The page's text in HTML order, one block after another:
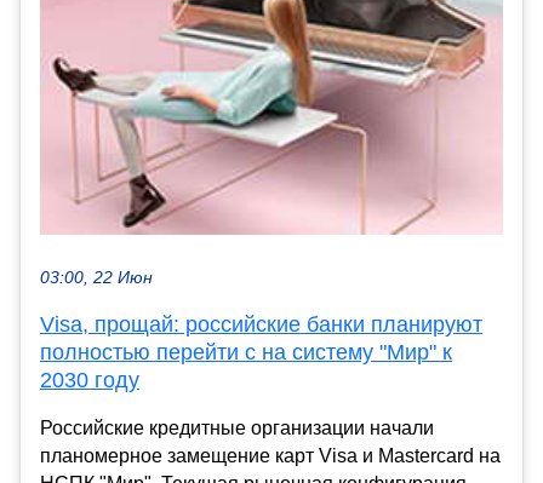
03:00, 22 Июн
Visa, прощай: российские банки планируют
полностью перейти с на систему "Мир" к
2030 году
Российские кредитные организации начали
планомерное замещение карт Visa и Mastercard на